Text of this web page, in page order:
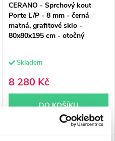
CERANO - Sprchový kout
Porte L/P - 8 mm - černá
matná, grafitové sklo -
80x80x195 cm - otočný
Skladem
8 280 Kč
DO KOŠÍKU